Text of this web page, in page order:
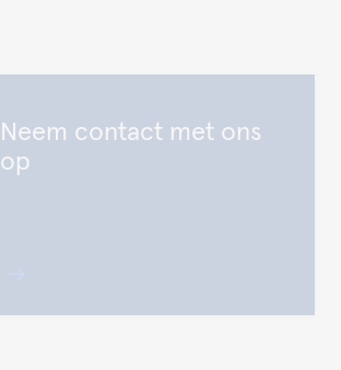
Neem contact met ons
op